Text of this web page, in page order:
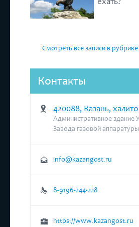
Смотреть все записи в
Контакты
420088, Казань,
Административное здание
Завода газовой
info@kazangost.ru
8-9196-244-228
https://www.kazangost.ru